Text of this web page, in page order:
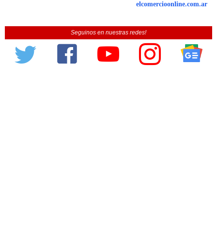
elcomercioonline.com.ar
Seguinos en nuestras redes!